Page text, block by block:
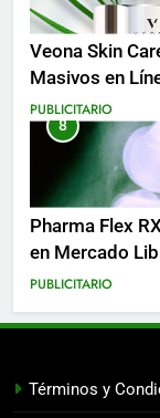
Veona Skin
Masivos en
PUBLICITARIO
8
Pharma Flex
en Mercado
PUBLICITARIO
Términos y